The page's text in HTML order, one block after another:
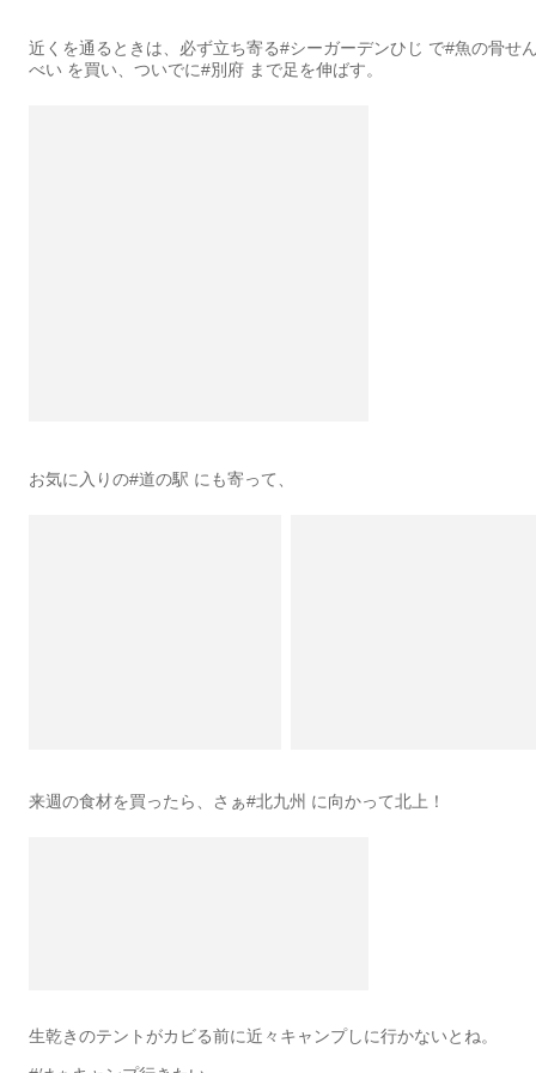
近くを通るときは、必ず立ち寄る#シーガーデンひじ で#魚の骨せ
べい を買い、ついでに#別府 まで足を伸ばす。
お気に入りの#道の駅 にも寄って、
来週の食材を買ったら、さぁ#北九州 に向かって北上！
生乾きのテントがカビる前に近々キャンプしに行かないとね。